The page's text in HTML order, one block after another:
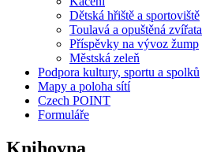
Dětská hřiště a sportoviště
Toulavá a opuštěná zvířata
Příspěvky na vývoz žump
Městská zeleň
Podpora kultury, sportu a spolků
Mapy a poloha sítí
Czech POINT
Formuláře